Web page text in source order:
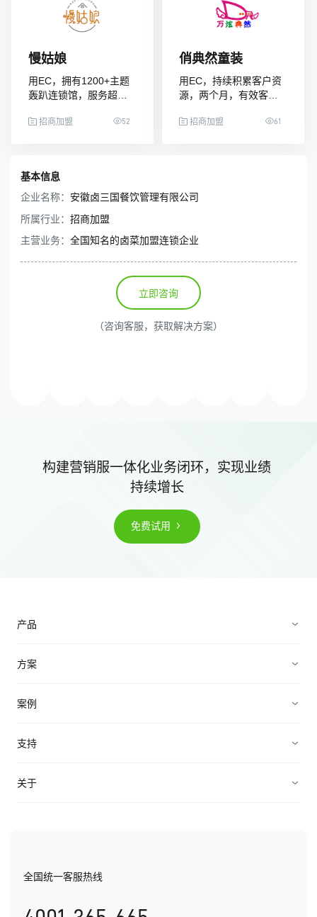
慢姑娘
用EC，拥有1200+主题
轰趴连锁馆，服务超
最大的轰趴连锁品牌之
招商加盟 52
俏典然童装
用EC，持续积累客户资
源，两个月，有效客户
招商加盟 61
基本信息
企业名称： 安徽卤三国餐饮管理有限公司
所属行业： 招商加盟
主营业务： 全国知名的卤菜加盟连锁企业
立即咨询
（咨询客服，获取解决方案）
构建营销服一体化业务闭环，实现业绩
持续增长
免费试用
产品
营销获客
方案
企业直播营销方案
案例
企业服务
金融服务
支持
帮助中心
关于
全国统一客服热线